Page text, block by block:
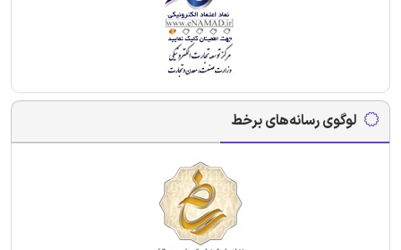
لوگوی رسانه‌های برخط